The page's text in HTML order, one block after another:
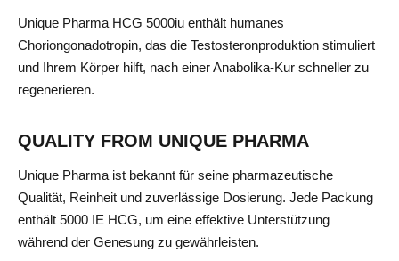
Unique Pharma HCG 5000iu enthält humanes
Choriongonadotropin, das die Testosteronproduktion stimuliert
und Ihrem Körper hilft, nach einer Anabolika-Kur schneller zu
regenerieren.
QUALITY FROM UNIQUE PHARMA
Unique Pharma ist bekannt für seine pharmazeutische
Qualität, Reinheit und zuverlässige Dosierung. Jede Packung
enthält 5000 IE HCG, um eine effektive Unterstützung
während der Genesung zu gewährleisten.